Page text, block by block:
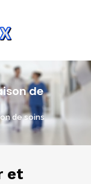
de
de soins
et